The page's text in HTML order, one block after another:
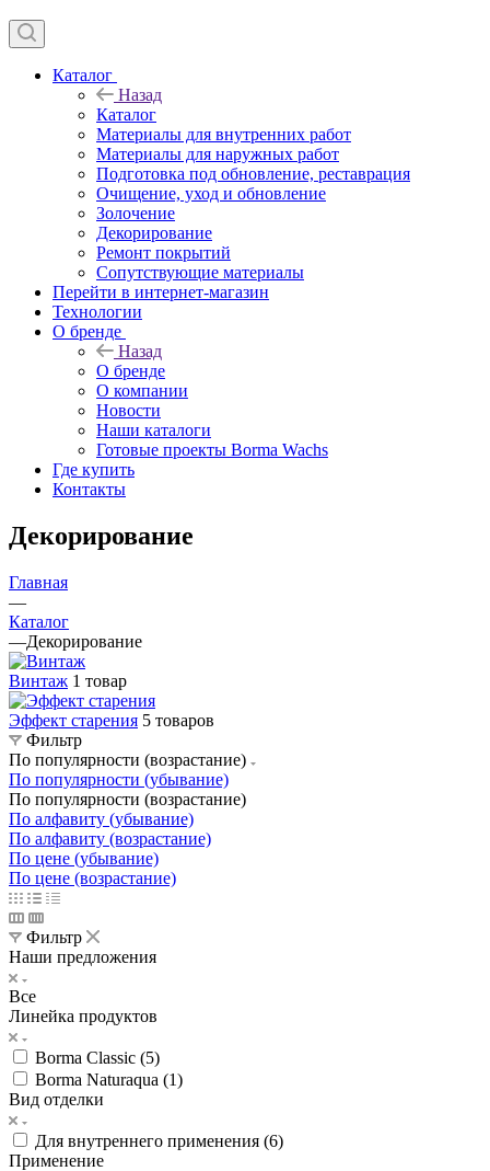
Каталог
Назад
Каталог
Материалы для внутренних работ
Материалы для наружных работ
Подготовка под обновление, реставрация
Очищение, уход и обновление
Золочение
Декорирование
Ремонт покрытий
Сопутствующие материалы
Перейти в интернет-магазин
Технологии
О бренде
Назад
О бренде
О компании
Новости
Наши каталоги
Готовые проекты Borma Wachs
Где купить
Контакты
Декорирование
Главная
—
Каталог
—Декорирование
Винтаж 1 товар
Эффект старения 5 товаров
Фильтр
По популярности (возрастание)
По популярности (убывание)
По популярности (возрастание)
По алфавиту (убывание)
По алфавиту (возрастание)
По цене (убывание)
По цене (возрастание)
Фильтр
Наши предложения
Все
Линейка продуктов
Borma Classic (5)
Borma Naturaqua (1)
Вид отделки
Для внутреннего применения (6)
Применение